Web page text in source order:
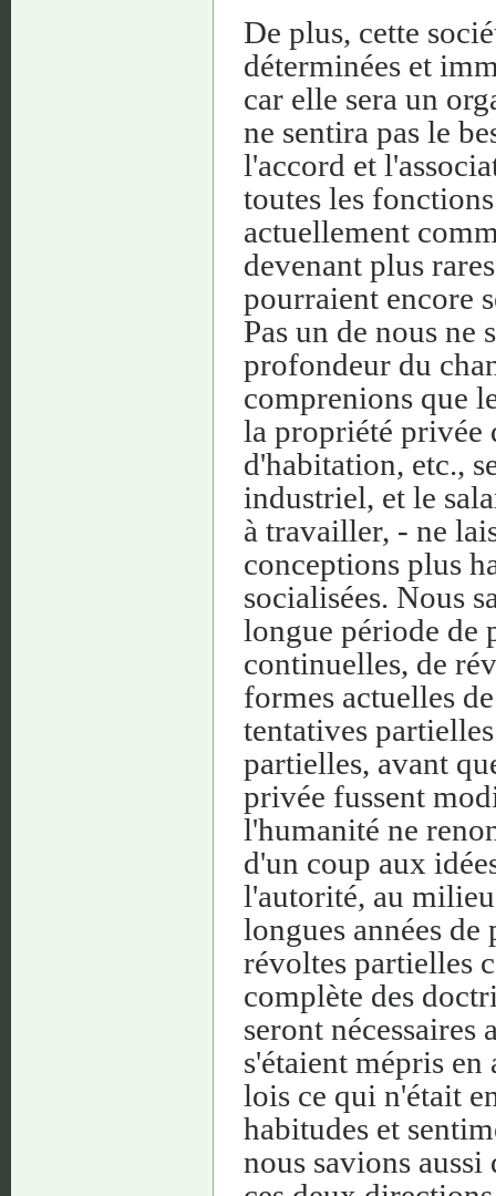
De plus, cette
déterminées et
car elle sera un
ne sentira pas le
l'accord et
toutes les
actuellement
devenant plus
pourraient encore
Pas un de nous
profondeur du
comprenions que
la propriété privée
d'habitation, etc.,
industriel, et le
à travailler, - ne
conceptions plus
socialisées. Nous
longue période de
continuelles, de
formes actuelles
tentatives
partielles, avant
privée fussent
l'humanité ne
d'un coup aux
l'autorité, au
longues années
révoltes partielles
complète des
seront
s'étaient mépris
lois ce qui n'était
habitudes et
nous savions